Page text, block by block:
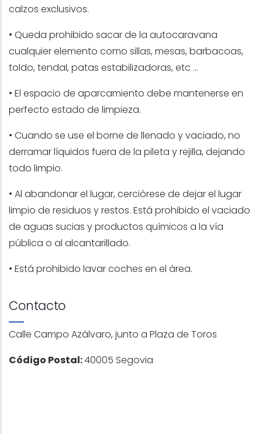
calzos exclusivos.
• Queda prohibido sacar de la autocaravana
cualquier elemento como sillas, mesas, barbacoas,
toldo, tendal, patas estabilizadoras, etc ...
• El espacio de aparcamiento debe mantenerse en
perfecto estado de limpieza.
• Cuando se use el borne de llenado y vaciado, no
derramar líquidos fuera de la pileta y rejilla, dejando
todo limpio.
• Al abandonar el lugar, cerciórese de dejar el lugar
limpio de residuos y restos. Está prohibido el vaciado
de aguas sucias y productos químicos a la vía
pública o al alcantarillado.
• Está prohibido lavar coches en el área.
Contacto
Calle Campo Azálvaro, junto a Plaza de Toros
Código Postal:40005 Segovia